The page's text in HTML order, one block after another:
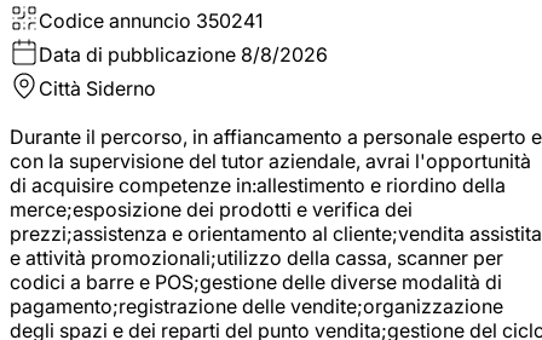
Codice annuncio 350241
Data di pubblicazione 8/8/2026
Città Siderno
Durante il percorso, in affiancamento a personale esperto e
con la supervisione del tutor aziendale, avrai l'opportunità
di acquisire competenze in:allestimento e riordino della
merce;esposizione dei prodotti e verifica dei
prezzi;assistenza e orientamento al cliente;vendita assistita
e attività promozionali;utilizzo della cassa, scanner per
codici a barre e POS;gestione delle diverse modalità di
pagamento;registrazione delle vendite;organizzazione
degli spazi e dei reparti del punto vendita;gestione del